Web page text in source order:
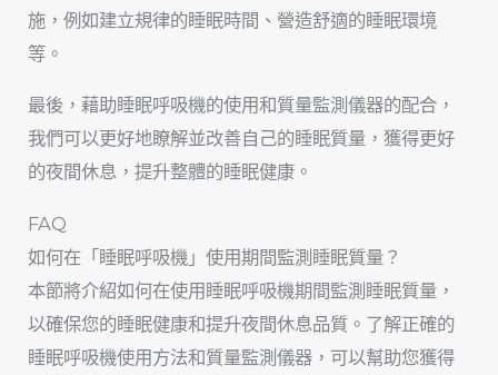
施，例如建立規律的睡眠時間、營造舒適的睡眠環境
等。
最後，藉助睡眠呼吸機的使用和質量監測儀器的配合，
我們可以更好地瞭解並改善自己的睡眠質量，獲得更好
的夜間休息，提升整體的睡眠健康。
FAQ
如何在「睡眠呼吸機」使用期間監測睡眠質量？
本節將介紹如何在使用睡眠呼吸機期間監測睡眠質量，
以確保您的睡眠健康和提升夜間休息品質。了解正確的
睡眠呼吸機使用方法和質量監測儀器，可以幫助您獲得